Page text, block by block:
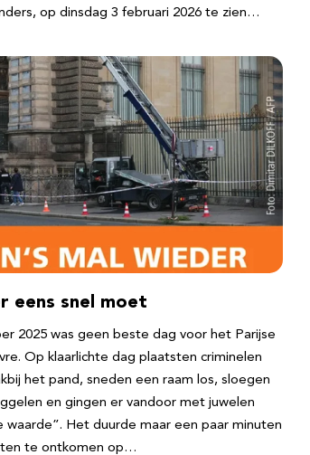
op dinsdag 3 februari 2026 te zien…
eens snel moet
2025 was geen beste dag voor het Parijse
Op klaarlichte dag plaatsten criminelen
het pand, sneden een raam los, sloegen
en gingen er vandoor met juwelen
waarde”. Het duurde maar een paar minuten
te ontkomen op…